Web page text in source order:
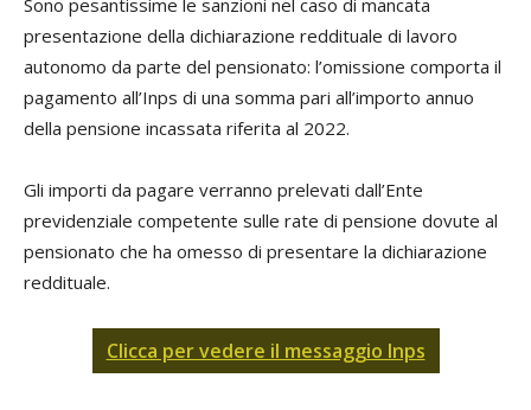
presentazione della dichiarazione reddituale di lavoro
autonomo da parte del pensionato: l’omissione comporta il
pagamento all’Inps di una somma pari all’importo annuo
della pensione incassata riferita al 2022.
Gli importi da pagare verranno prelevati dall’Ente
previdenziale competente sulle rate di pensione dovute al
pensionato che ha omesso di presentare la dichiarazione
reddituale.
Clicca per vedere il messaggio Inps